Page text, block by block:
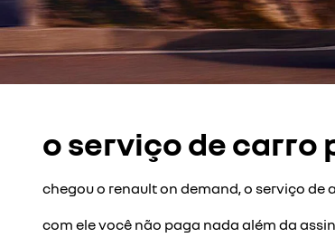
o serviço de carro
chegou o renault on demand, o serviço de
com ele você não paga nada além da